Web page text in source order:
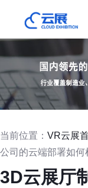
当前位置： VR云展
公司的云端部署如何
3D云展厅